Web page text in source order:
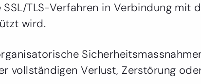
TLS-Verfahren in Verbindung mit
wird.
vollständigen Verlust, Zerstörung